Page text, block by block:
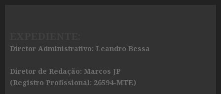
Diretor Administrativo: Leandro Bessa
Diretor de Redação: Marcos JP
(Registro Profissional: 26594-MTE)